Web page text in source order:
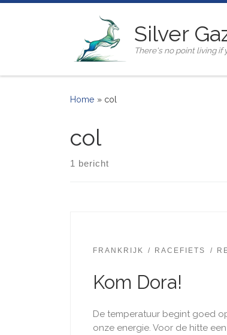
Silver
There's no point living if
Home » col
col
1 bericht
FRANKRIJK RACEFIETS
Kom Dora!
De temperatuur begint goed
onze energie. Voor de hitte